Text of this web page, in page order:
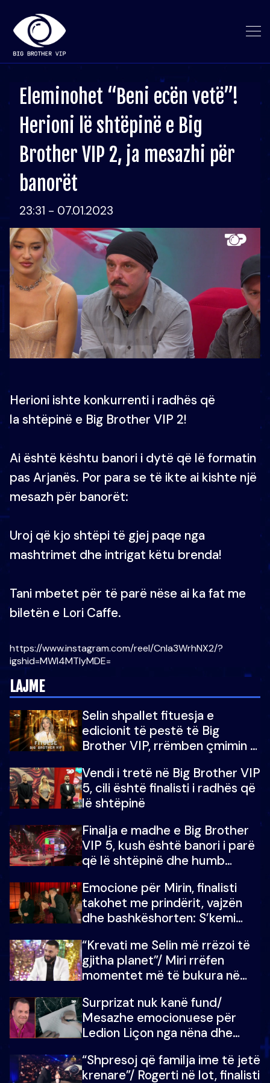
Eleminohet “Beni ecën vetë”!
Herioni lë shtëpinë e Big
Brother VIP 2, ja mesazhi për
banorët
23:31 - 07.01.2023
Herioni ishte konkurrenti i radhës që
la shtëpinë e Big Brother VIP 2!
Ai është kështu banori i dytë që lë formatin
pas Arjanës. Por para se të ikte ai kishte një
mesazh për banorët:
Uroj që kjo shtëpi të gjej paqe nga
mashtrimet dhe intrigat këtu brenda!
Tani mbetet për të parë nëse ai ka fat me
biletën e Lori Caffe.
https://www.instagram.com/reel/CnIa3WrhNX2/?
igshid=MWI4MTIyMDE=
LAJME
Selin shpallet fituesja e
edicionit të pestë të Big
Brother VIP, rrëmben çmimin e
Vendi i tretë në Big Brother VIP
5, cili është finalisti i radhës që
lë shtëpinë
Finalja e madhe e Big Brother
VIP 5, kush është banori i parë
që lë shtëpinë dhe humb
çmimin e madh
Emocione për Mirin, finalisti
takohet me prindërit, vajzën
dhe bashkëshorten: S’kemi
“Krevati me Selin më rrëzoi të
gjitha planet”/ Miri rrëfen
momentet më të bukura në
mungojë zilja e mëngjesit kur…
Surprizat nuk kanë fund/
Mesazhe emocionuese për
Ledion Liçon nga nëna dhe
mban dot lotët: Nuk meritoj…
“Shpresoj që familja ime të jetë
krenare”/ Rogerti në lot, finalisti